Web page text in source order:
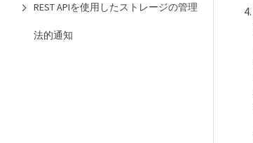
REST APIを使用したストレージの管理
法的通知